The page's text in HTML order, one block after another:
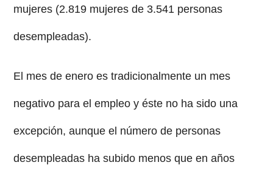
mujeres (2.819 mujeres de 3.541 personas
desempleadas).
El mes de enero es tradicionalmente un mes
negativo para el empleo y éste no ha sido una
excepción, aunque el número de personas
desempleadas ha subido menos que en años